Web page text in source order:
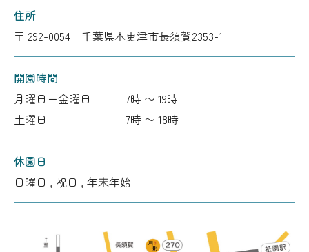
住所
〒 292-0054 千葉県木更津市長須賀2353-1
開園時間
月曜日ー金曜日
土曜日
7時 〜 19時
7時 〜 18時
休園日
日曜日 , 祝日 , 年末年始